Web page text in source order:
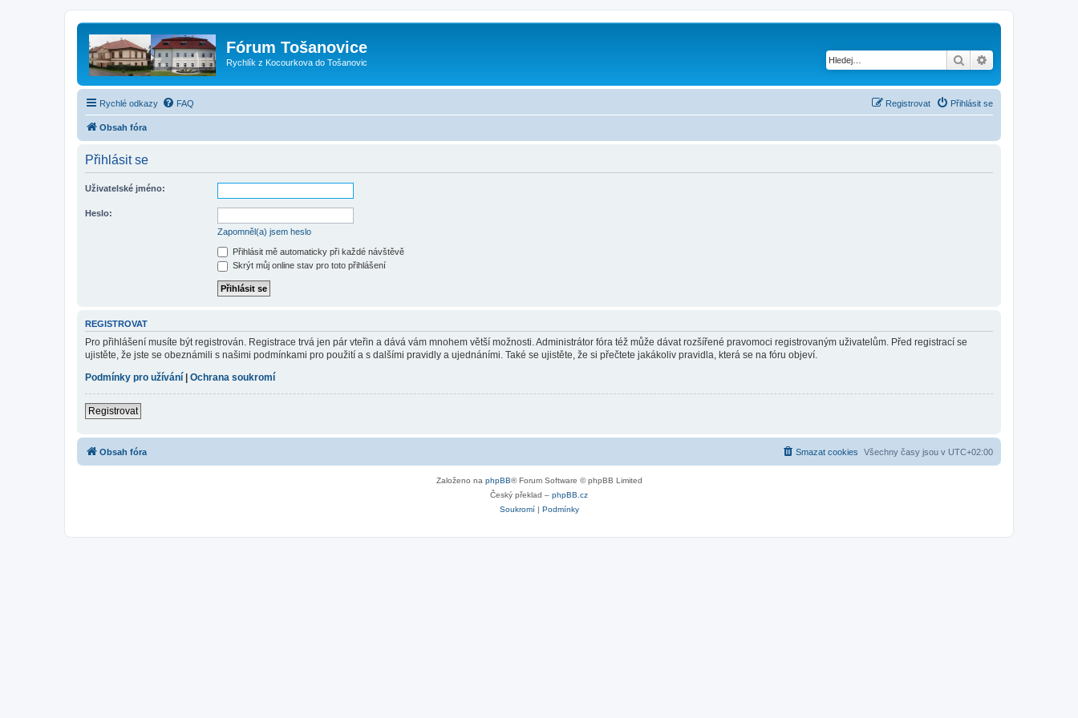
Fórum Tošanovice
Rychlík z Kocourkova do Tošanovic Hledat
Rychlé odkazy FAQ Přihlásit se
Registrovat
Obsah fóra
Přihlásit se
Uživatelské jméno:
Heslo:
Zapomněl(a) jsem heslo
Přihlásit mě automaticky při každé návštěvě
Skrýt můj online stav pro toto přihlášení
REGISTROVAT
Pro přihlášení musíte být registrován. Registrace trvá jen pár vteřin a dává vám mnohem větší možnosti. Administrátor fóra též může dávat rozšířené pravomoci registrovaným uživatelům. Před registrací se
ujistěte, že jste se obeznámili s našimi podmínkami pro použití a s dalšími pravidly a ujednáními. Také se ujistěte, že si přečtete jakákoliv pravidla, která se na fóru objeví.
Podmínky pro užívání
Ochrana soukromí
Registrovat
Obsah fóra Všechny časy jsou v UTC+02:00
Smazat cookies
Založeno na phpBB® Forum Software © phpBB Limited
Český překlad – phpBB.cz
Soukromí| Podmínky